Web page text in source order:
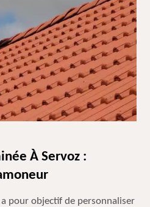
À Servoz :
pour objectif de personnaliser